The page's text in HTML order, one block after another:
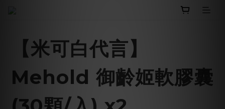
【米可白代言】
Mehold 御齡姬軟膠囊